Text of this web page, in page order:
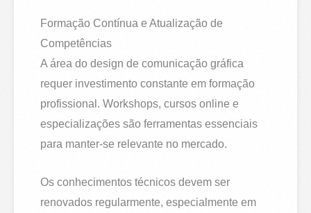
Formação Contínua e Atualização de
Competências
A área do design de comunicação gráfica
requer investimento constante em formação
profissional. Workshops, cursos online e
especializações são ferramentas essenciais
para manter-se relevante no mercado.
Os conhecimentos técnicos devem ser
renovados regularmente, especialmente em